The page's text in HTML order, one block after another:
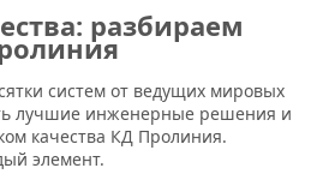
разбираем
систем от ведущих мировых
лучшие инженерные решения и
качества КД Пролиния.
элемент.